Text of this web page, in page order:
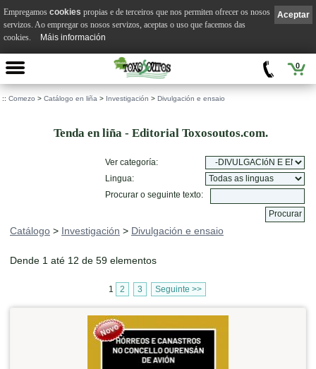
0
:: Comezo > Catálogo en liña > Investigación > Divulgación e ensaio
Tenda en liña - Editorial Toxosoutos.com.
Ver categoría:
Lingua:
Procurar o seguinte texto:
Catálogo > Investigación > Divulgación e ensaio
Dende 1 até 12 de 59 elementos
1 2 3 Seguinte >>
Aceptar
Empregamos cookies propias e de terceiros que nos permiten ofrecer os nosos
servizos. Ao empregar os nosos servizos, aceptas o uso que facemos das
cookies.
Máis información